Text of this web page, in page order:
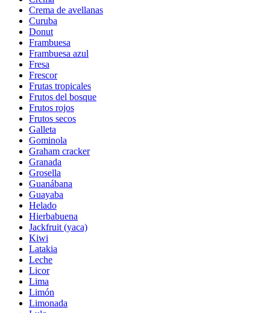
Crema de avellanas
Curuba
Donut
Frambuesa
Frambuesa azul
Fresa
Frescor
Frutas tropicales
Frutos del bosque
Frutos rojos
Frutos secos
Galleta
Gominola
Graham cracker
Granada
Grosella
Guanábana
Guayaba
Helado
Hierbabuena
Jackfruit (yaca)
Kiwi
Latakia
Leche
Licor
Lima
Limón
Limonada